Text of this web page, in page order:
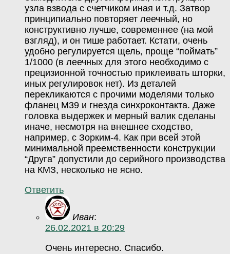
узла взвода с счетчиком иная и т.д. Затвор
принципиально повторяет леечный, но
конструктивно лучше, современнее (на мой
взгляд), и он тише работает. Кстати, очень
удобно регулируется щель, проще “поймать”
1/1000 (в леечных для этого необходимо с
прецизионной точностью приклеивать шторки,
иных регулировок нет). Из деталей
перекликаются с прочими моделями только
фланец М39 и гнезда синхроконтакта. Даже
головка выдержек и мерный валик сделаны
иначе, несмотря на внешнее сходство,
например, с Зорким-4. Как при всей этой
минимальной преемственности конструкции
“Друга” допустили до серийного производства
на КМЗ, несколько не ясно.
Ответить
Иван:
26.02.2021 в 20:29
Очень интересно. Спасибо.